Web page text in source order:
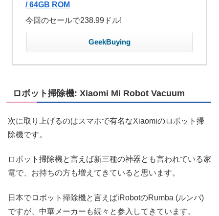
/ 64GB ROM
今回のセールで238.99ドル!
GeekBuying
ロボット掃除機: Xiaomi Mi Robot Vacuum
次に取り上げるのはスマホで有名なXiaomiのロボット掃
除機です。
ロボット掃除機と言えば新三種の神器とも言われている家
電で、お持ちの方も増えてきていると思います。
日本でロボット掃除機と言えばiRobotのRumba (ルンバ)
ですが、中華メーカーも続々と参入してきています。